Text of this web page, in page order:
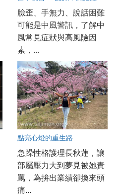
臉歪、手無力、說話困難
可能是中風警訊，了解中
風常見症狀與高風險因
素，...
點亮心燈的重生路
急躁性格護理長秋蓮，讓
部屬壓力大到夢見被她責
罵，為拚出業績卻換來頭
痛...